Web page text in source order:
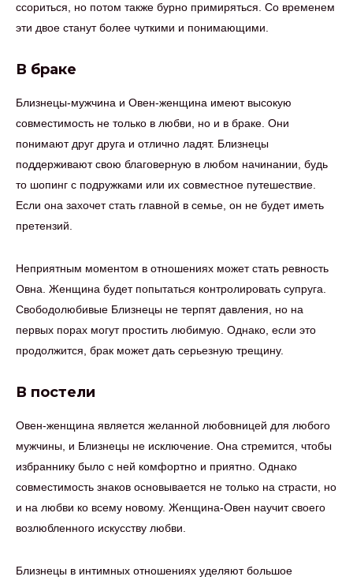
ссориться, но потом также бурно примиряться. Со временем
эти двое станут более чуткими и понимающими.
В браке
Близнецы-мужчина и Овен-женщина имеют высокую
совместимость не только в любви, но и в браке. Они
понимают друг друга и отлично ладят. Близнецы
поддерживают свою благоверную в любом начинании, будь
то шопинг с подружками или их совместное путешествие.
Если она захочет стать главной в семье, он не будет иметь
претензий.
Неприятным моментом в отношениях может стать ревность
Овна. Женщина будет попытаться контролировать супруга.
Свободолюбивые Близнецы не терпят давления, но на
первых порах могут простить любимую. Однако, если это
продолжится, брак может дать серьезную трещину.
В постели
Овен-женщина является желанной любовницей для любого
мужчины, и Близнецы не исключение. Она стремится, чтобы
избраннику было с ней комфортно и приятно. Однако
совместимость знаков основывается не только на страсти, но
и на любви ко всему новому. Женщина-Овен научит своего
возлюбленного искусству любви.
Близнецы в интимных отношениях уделяют большое